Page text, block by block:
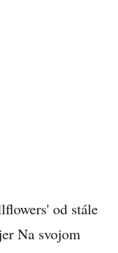
od stále
Na svojom